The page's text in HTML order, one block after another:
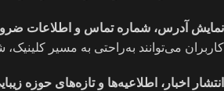
نمایش آدرس، شماره تماس و اطلاعات
کاربران می‌توانند به‌راحتی به مسیر
انتشار اخبار، اطلاعیه‌ها و تازه‌های حوزه